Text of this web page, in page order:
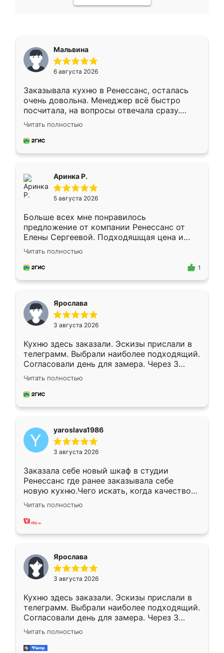
Мальвина
6 августа 2026
Заказывала кухню в Ренессанс, осталась
очень довольна. Менеджер всё быстро
посчитала, на вопросы отвечала сразу.
Замерщик приехал в субботу, подошёл к
делу со всей ответственностью. Собрали
за день, ребята работали аккуратно, даже
Читать полностью
Аринка Р.
5 августа 2026
Больше всех мне понравилось
предложение от компании Ренессанс от
Елены Сергеевой. Подходяшщая цена и
короткие сроки изготовления. Приехавший
для замера сотрудник Владислав
предложил по моему эскизу самый
Читать полностью
1
Ярослава
3 августа 2026
Кухню здесь заказали. Эскизы прислали в
телеграмм. Выбрали наиболее подходящий.
Согласовали день для замера. Через 3
недели кухня была уже готова. Остались
довольны работой. Спасибо Ренессанс
мебель за качественную работу!
Читать полностью
yaroslava1986
3 августа 2026
Заказала себе новый шкаф в студии
Ренессанс где ранее заказывала себе
новую кухню.Чего искать, когда качеством
вполне довольна. Служит кухня уже почти
два года, нареканий нет.
Читать полностью
Ярослава
3 августа 2026
Кухню здесь заказали. Эскизы прислали в
телеграмм. Выбрали наиболее подходящий.
Согласовали день для замера. Через 3
недели кухня была уже готова. Остались
довольны работой. Спасибо Ренессанс
мебель за качественную работу!
Читать полностью